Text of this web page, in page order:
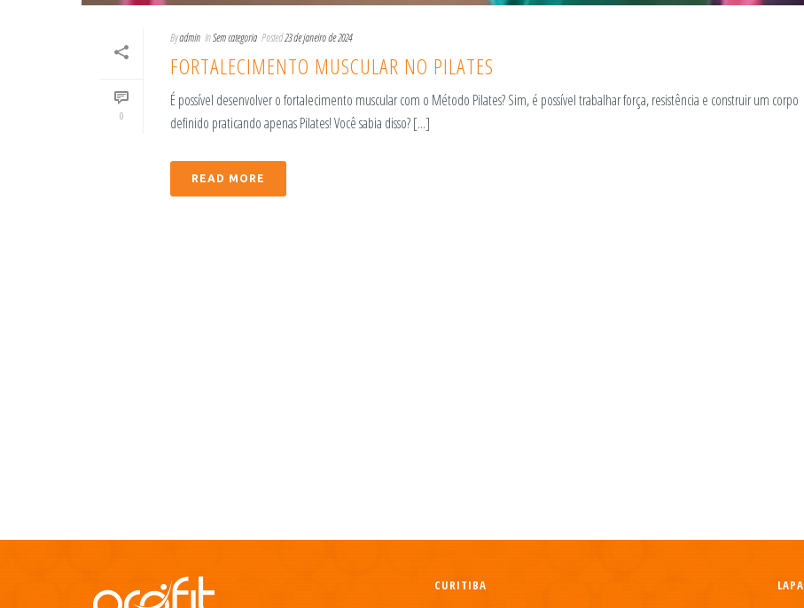
0
Byadmin InSem categoria Posted23 de janeiro de 2024
FORTALECIMENTO MUSCULAR NO PILATES
É possível desenvolver o fortalecimento muscular com o Método Pilates? Sim, é possível trabalhar força, resistência e construir um corpo
definido praticando apenas Pilates! Você sabia disso? [...]
READ MORE
CURITIBA LAPA